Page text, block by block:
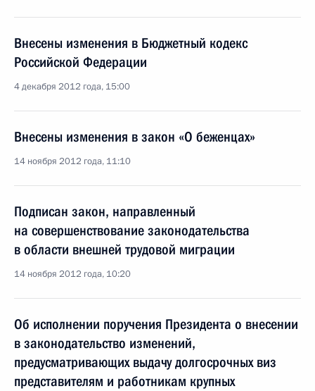
Внесены изменения в Бюджетный кодекс
Российской Федерации
4 декабря 2012 года, 15:00
Внесены изменения в закон «О беженцах»
14 ноября 2012 года, 11:10
Подписан закон, направленный
на совершенствование законодательства
в области внешней трудовой миграции
14 ноября 2012 года, 10:20
Об исполнении поручения Президента о внесении
в законодательство изменений,
предусматривающих выдачу долгосрочных виз
представителям и работникам крупных